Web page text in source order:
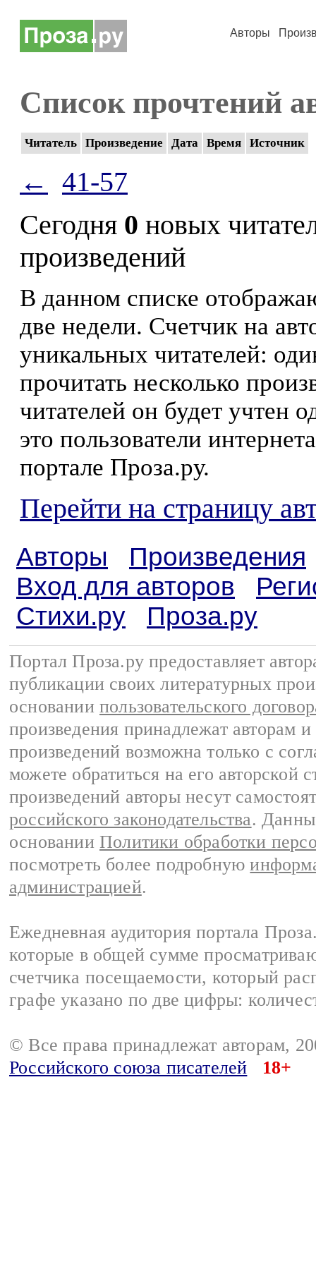
Авторы
Список прочтений
Читатель Произведение Дата Время Источник
←
41-57
Сегодня 0 новых
произведений
В данном списке
две недели. Счетчик на
уникальных читателей:
прочитать несколько
читателей он будет учтен
это пользователи
портале Проза.ру.
Перейти на страницу
Авторы
Произведения
Вход для авторов
Стихи.ру
Проза.ру
Портал Проза.ру предоставляет
публикации своих литературных
основании пользовательского
произведения принадлежат авторам
произведений возможна только с
можете обратиться на его авторской
произведений авторы несут
российского законодательства.
основании Политики обработки
посмотреть более подробную
администрацией.
Ежедневная аудитория портала
которые в общей сумме
счетчика посещаемости, который
графе указано по две цифры:
© Все права принадлежат авторам,
Российского союза писателей
18+